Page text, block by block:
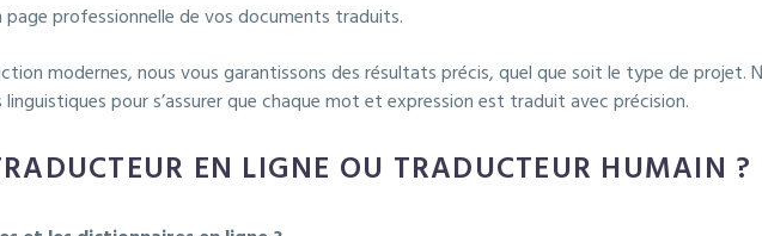
professionnelle de vos documents traduits.
modernes, nous vous garantissons des résultats précis, quel que soit le type de projet.
pour s’assurer que chaque mot et expression est traduit avec précision.
EN LIGNE OU TRADUCTEUR HUMAIN ?